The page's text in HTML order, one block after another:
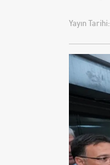
Yayın Tarihi: